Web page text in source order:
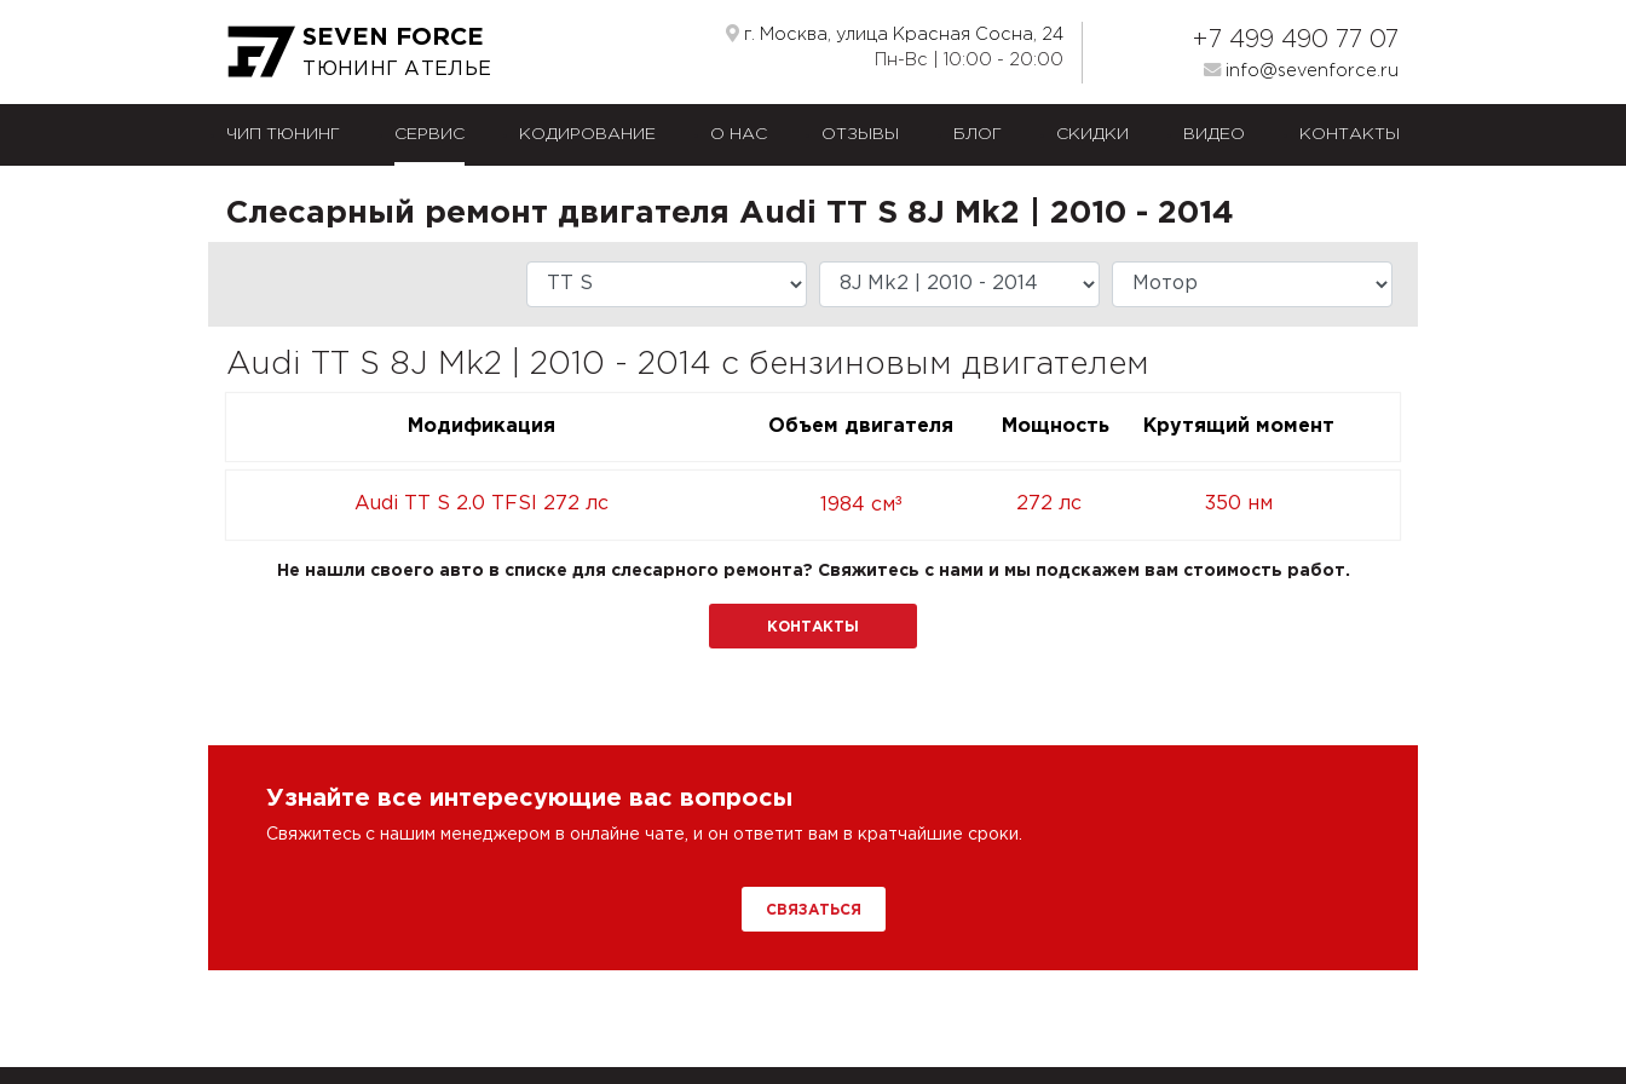
SEVEN FORCE
ТЮНИНГ АТЕЛЬЕ
г. Москва, улица Красная Сосна, 24
Пн-Вс | 10:00 - 20:00
+7 499 490 77 07
info@sevenforce.ru
ЧИП ТЮНИНГ СЕРВИС КОДИРОВАНИЕ О НАС ОТЗЫВЫ БЛОГ СКИДКИ ВИДЕО КОНТАКТЫ
Слесарный ремонт двигателя Audi TT S 8J Mk2 | 2010 - 2014
Audi TT S 8J Mk2 | 2010 - 2014 с бензиновым двигателем
Модификация Объем двигателя Мощность Крутящий момент
Audi TT S 2.0 TFSI 272 лс 1984 см³ 272 лс 350 нм
Не нашли своего авто в списке для слесарного ремонта? Свяжитесь с нами и мы подскажем вам стоимость работ.
КОНТАКТЫ
Узнайте все интересующие вас вопросы
Свяжитесь с нашим менеджером в онлайне чате, и он ответит вам в кратчайшие сроки.
СВЯЗАТЬСЯ